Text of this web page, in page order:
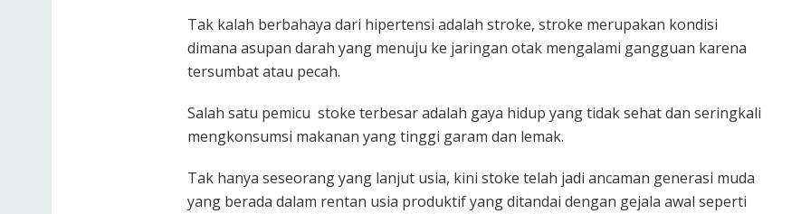
Tak kalah berbahaya dari hipertensi adalah stroke, stroke merupakan kondisi
dimana asupan darah yang menuju ke jaringan otak mengalami gangguan karena
tersumbat atau pecah.
Salah satu pemicu stoke terbesar adalah gaya hidup yang tidak sehat dan seringkali
mengkonsumsi makanan yang tinggi garam dan lemak.
Tak hanya seseorang yang lanjut usia, kini stoke telah jadi ancaman generasi muda
yang berada dalam rentan usia produktif yang ditandai dengan gejala awal seperti